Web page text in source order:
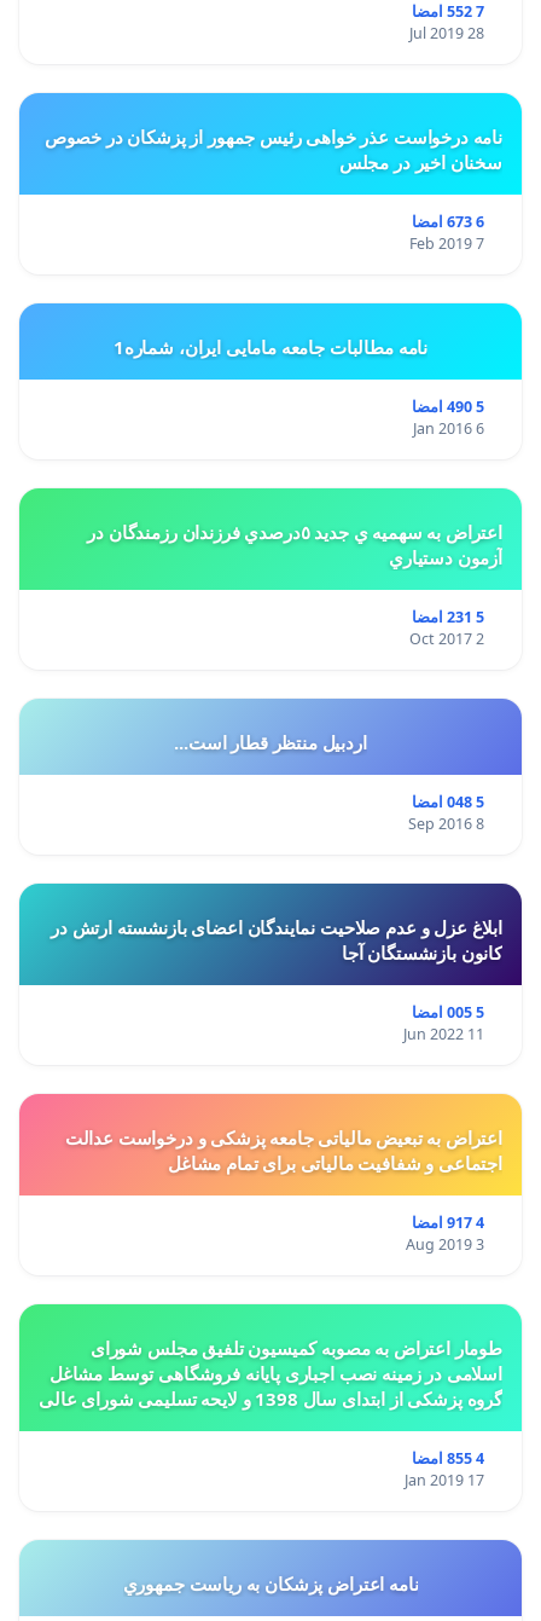
7 552 امضا
28 Jul 2019
نامه درخواست عذر خواهی رئیس جمهور از پزشکان در خصوص
سخنان اخیر در مجلس
6 673 امضا
7 Feb 2019
نامه مطالبات جامعه مامایی ایران، شماره1
5 490 امضا
6 Jan 2016
اعتراض به سهميه ي جديد ٥درصدي فرزندان رزمندگان در
آزمون دستياري
5 231 امضا
2 Oct 2017
اردبیل منتظر قطار است...
5 048 امضا
8 Sep 2016
ابلاغ عزل و عدم صلاحیت نمایندگان اعضای بازنشسته ارتش در
کانون بازنشستگان آجا
5 005 امضا
11 Jun 2022
اعتراض به تبعیض مالیاتی جامعه پزشکی و درخواست عدالت
اجتماعی و شفافیت مالیاتی برای تمام مشاغل
4 917 امضا
3 Aug 2019
طومار اعتراض به مصوبه کمیسیون تلفیق مجلس شورای
اسلامی در زمینه نصب اجباری پایانه فروشگاهی توسط مشاغل
گروه پزشکی از ابتدای سال 1398 و لایحه تسلیمی شورای عالی
4 855 امضا
17 Jan 2019
نامه اعتراض پزشكان به رياست جمهوري